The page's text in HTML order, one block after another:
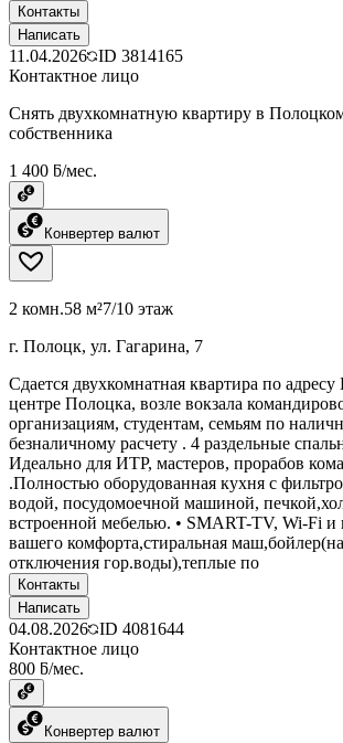
Контакты
Написать
11.04.2026 ID 3814165
Контактное лицо
Снять двухкомнатную квартиру в
собственника
1 400 ƃ/мес.
Конвертер валют
2 комн.58 м²7/10 этаж
г. Полоцк, ул. Гагарина, 7
Сдается двухкомнатная квартира по адресу
центре Полоцка, возле вокзала
организациям, студентам, семьям по
безналичному расчету . 4 раздельные
Идеально для ИТР, мастеров, прорабов
.Полностью оборудованная кухня с
водой, посудомоечной машиной,
встроенной мебелью. • SMART-TV, Wi-Fi и
вашего комфорта,стиральная
отключения гор.воды),теплые по
Контакты
Написать
04.08.2026 ID 4081644
Контактное лицо
800 ƃ/мес.
Конвертер валют